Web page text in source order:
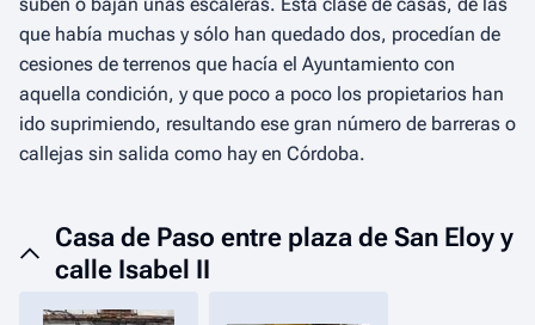
que había muchas y sólo han quedado dos, procedían de
cesiones de terrenos que hacía el Ayuntamiento con
aquella condición, y que poco a poco los propietarios han
ido suprimiendo, resultando ese gran número de barreras o
callejas sin salida como hay en Córdoba.
Casa de Paso entre plaza de San Eloy y
calle Isabel II